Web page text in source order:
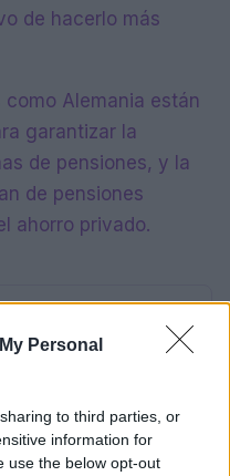
Personal
to third parties, or
information for
use the below opt-out
de hacerlo más
Alemania están
garantizar la
de pensiones, y la
de pensiones
ahorro privado.
de 38 años con
Ebro en 2015 desde la
la necesidad de rigor
es licenciada en